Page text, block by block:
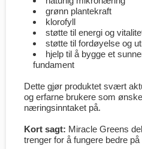
grønn plantekraft
klorofyll
støtte til energi og
støtte til fordøyelse og
hjelp til å bygge et
fundament
Dette gjør produktet svært
og erfarne brukere som
næringsinntaket på.
Kort sagt: Miracle Greens
trenger for å fungere bedre